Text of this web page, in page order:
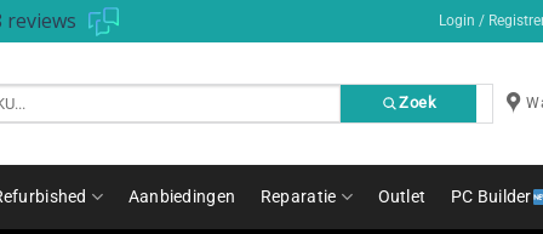
reviews Login /
Zoek
Aanbiedingen Reparatie Outlet PC Builder